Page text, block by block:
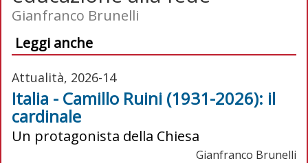
Gianfranco Brunelli
Leggi anche
Attualità, 2026-14
Italia - Camillo Ruini (1931-2026): il
cardinale
Un protagonista della Chiesa
Gianfranco Brunelli